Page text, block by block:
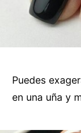
Puedes
en una uña y